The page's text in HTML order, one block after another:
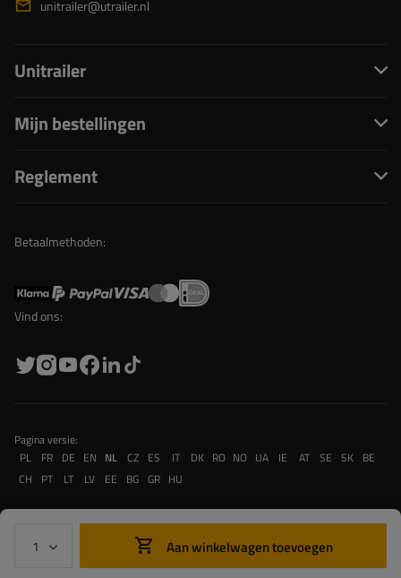
Aan winkelwagen toevoegen
unitrailer@utrailer.nl
Unitrailer
Mijn bestellingen
Reglement
Betaalmethoden:
Vind ons:
Pagina versie:
PL
FR DE EN NL CZ ES IT DK RO NO UA IE AT SE SK BE
CH
PT LT LV EE BG GR HU